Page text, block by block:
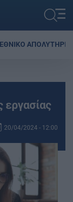
ΕΘΝΙΚΟ ΑΠΟΛΥΤΗΡΙΟ
εργασίας
20/04/2024 - 12:00